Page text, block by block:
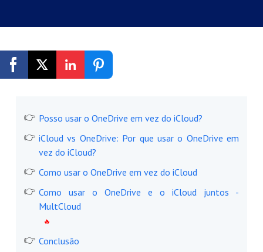
Posso usar o OneDrive em vez do iCloud?
iCloud vs OneDrive: Por que usar o OneDrive em
vez do iCloud?
Como usar o OneDrive em vez do iCloud
Como usar o OneDrive e o iCloud juntos -
MultCloud
Conclusão